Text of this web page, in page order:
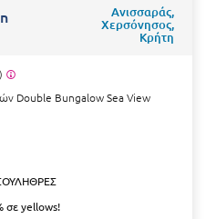
Ανισσαράς,
Χερσόνησος,
Κρήτη
Double Bungalow Sea View
σε yellows!